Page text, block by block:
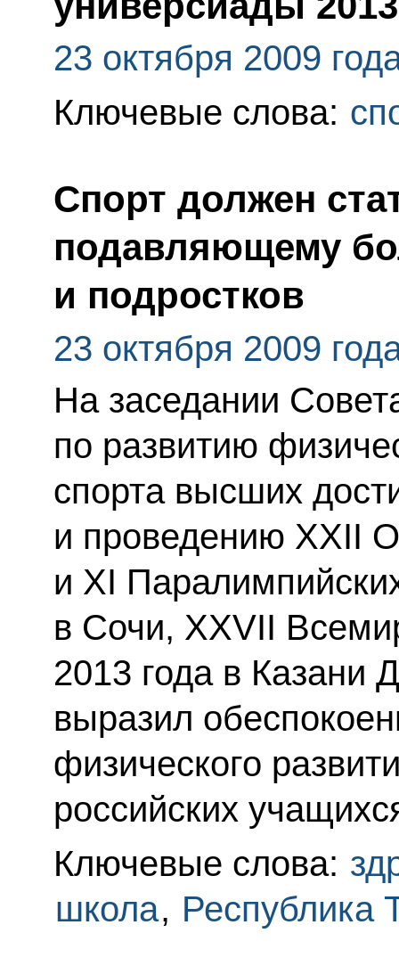
23 октября 2009
Ключевые слова:
Спорт должен
подавляющему
и подростков
23 октября 2009
На заседании
по развитию
спорта высших
и проведению XXII
и XI
в Сочи, XXVII
2013 года в Казани
выразил
физического
российских
Ключевые слова:
школа, Республика